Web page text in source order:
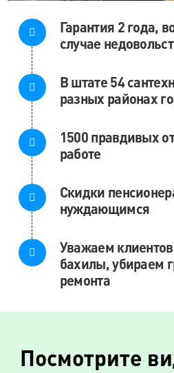
Гарантия 2 года,
случае
В штате 54
разных районах
1500 правдивых
работе
Скидки
нуждающимся
Уважаем
бахилы, убираем
ремонта
Посмотрите